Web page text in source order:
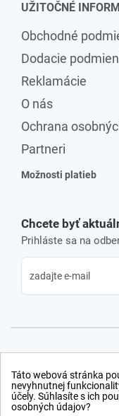
UŽITOČNÉ
Obchodné
Dodacie
Reklamácie
O nás
Ochrana
Partneri
Možnosti platieb
Chcete byť
Prihláste sa na
Táto webová stránka
nevyhnutnej
účely. Súhlasíte s ich
osobných údajov?